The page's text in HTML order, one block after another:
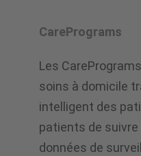
CarePrograms
Les
soins à domicile
intelligent des
patients de
données de